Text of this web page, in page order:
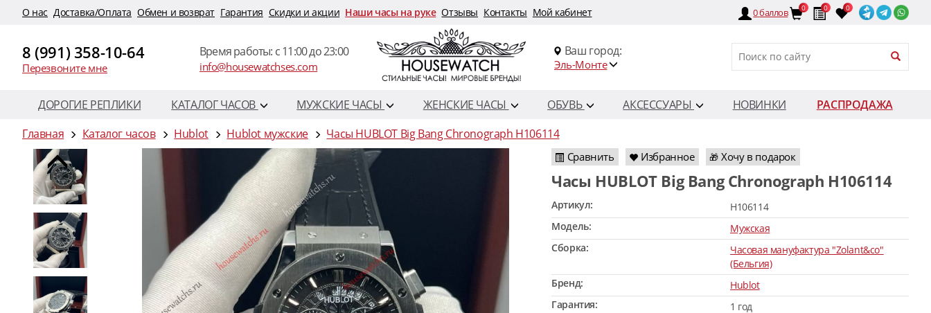
O нас Доставка/Оплата Обмен и возврат Гарантия Скидки и акции Наши часы на руке Отзывы Контакты Мой кабинет 0баллов 0 0 0
8 (991) 358-10-64
Перезвоните мне
Время работы: c 11:00 до 23:00
info@housewatchses.com
Ваш город:
Эль-Монте
ДОРОГИЕ РЕПЛИКИ КАТАЛОГ ЧАСОВ МУЖСКИЕ ЧАСЫ ЖЕНСКИЕ ЧАСЫ ОБУВЬ АКСЕССУАРЫ НОВИНКИ
РАСПРОДАЖА
Главная
Каталог часов Hublot Hublot мужские Часы HUBLOT Big Bang Chronograph H106114
Сравнить Избранное 🎁 Хочу в подарок
Часы HUBLOT Big Bang Chronograph H106114
Артикул:
H106114
Модель:
Мужская
Сборка:
Часовая мануфактура "Zolant&co"
(Бельгия)
Бренд:
Hublot
Гарантия:
1 год